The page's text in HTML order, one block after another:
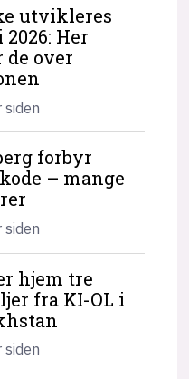
utvikleres
Her
de over
siden
forbyr
– mange
siden
hjem tre
fra KI-OL i
siden